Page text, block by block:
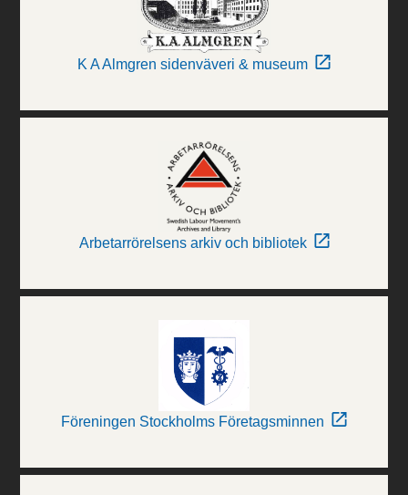
K A Almgren sidenväveri & museum
Arbetarrörelsens arkiv och bibliotek
Föreningen Stockholms Företagsminnen